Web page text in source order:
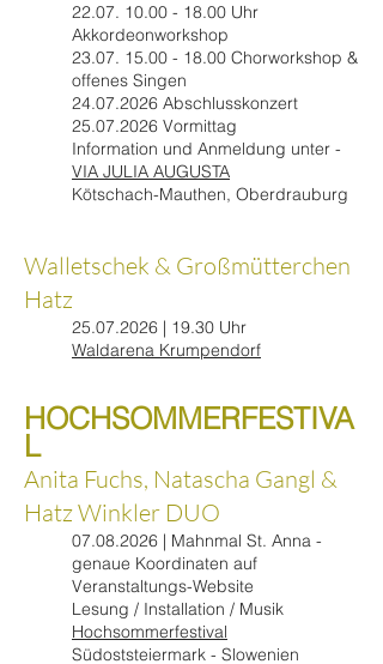
22.07. 10.00 - 18.00 Uhr
Akkordeonworkshop
23.07. 15.00 - 18.00 Chorworkshop &
offenes Singen
24.07.2026 Abschlusskonzert
25.07.2026 Vormittag
Information und Anmeldung unter -
VIA JULIA AUGUSTA
Kötschach-Mauthen, Oberdrauburg
Walletschek & Großmütterchen
Hatz
25.07.2026 | 19.30 Uhr
Waldarena Krumpendorf
HOCHSOMMERFESTIVA
L
Anita Fuchs, Natascha Gangl &
Hatz Winkler DUO
07.08.2026 | Mahnmal St. Anna -
genaue Koordinaten auf
Veranstaltungs-Website
​​Lesung / Installation / Musik
Hochsommerfestival
Südoststeiermark - Slowenien